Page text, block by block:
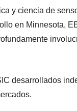
y ciencia de
en Minnesota,
desarrollados